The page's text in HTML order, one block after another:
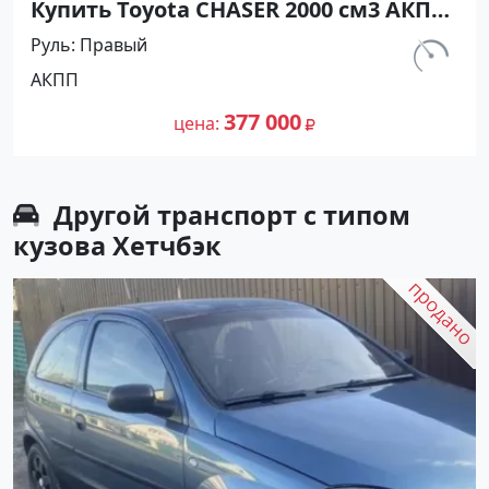
Купить Toyota CHASER 2000 см3 АКПП
(140 л.с.) Бензин инжектор в
Белозерный: цвет Серый Седан 1998
года по цене 377000 рублей,
объявление №26919 на сайте
Авторынок23
км.
Руль Правый
АКПП
цена 377 000
Другой транспорт с типом
кузова Хетчбэк